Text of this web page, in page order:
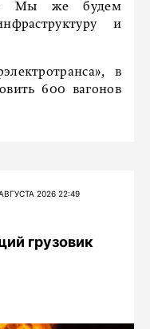
Мы же будем
и
в
600 вагонов
2026 22:49
грузовик